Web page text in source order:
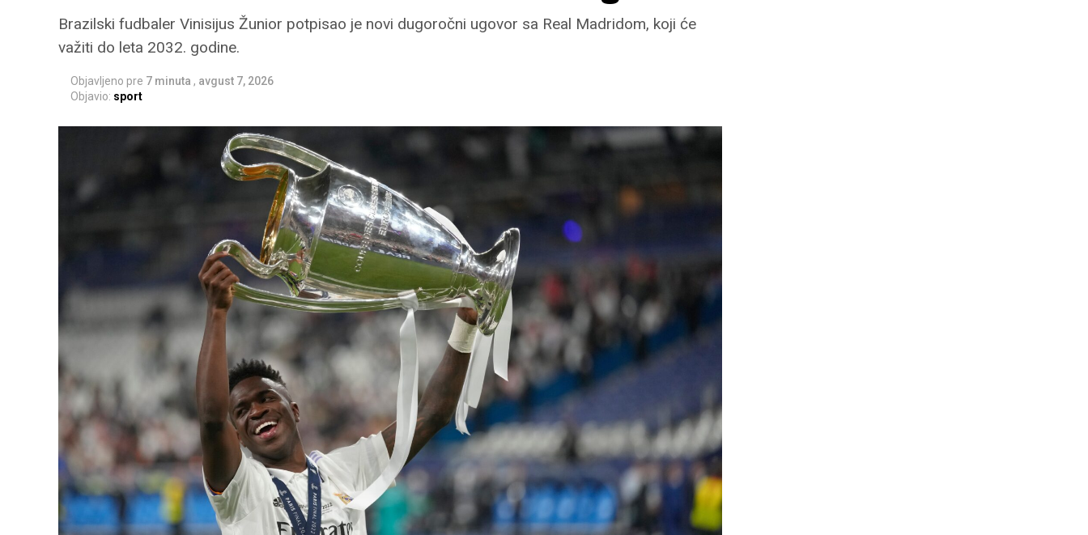
Brazilski fudbaler Vinisijus Žunior potpisao je novi dugoročni ugovor sa Real Madridom, koji će
važiti do leta 2032. godine.
Objavljeno pre 7 minuta , avgust 7, 2026
Objavio: sport